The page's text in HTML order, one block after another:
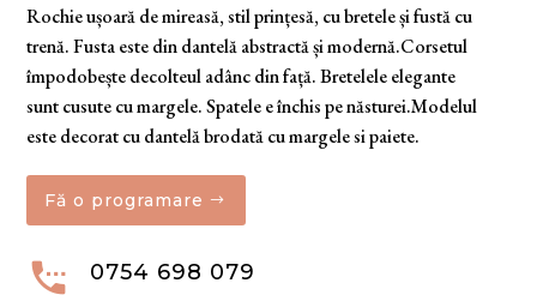
Rochie ușoară de mireasă, stil prințesă, cu bretele și fustă cu
trenă. Fusta este din dantelă abstractă și modernă.Corsetul
împodobește decolteul adânc din față. Bretelele elegante
sunt cusute cu margele. Spatele e închis pe năsturei.Modelul
este decorat cu dantelă brodată cu margele si paiete.
Fă o programare
 0754 698 079